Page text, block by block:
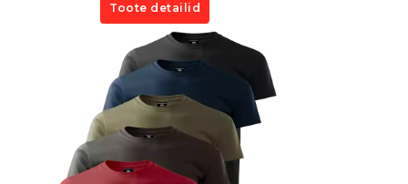
Toote detailid